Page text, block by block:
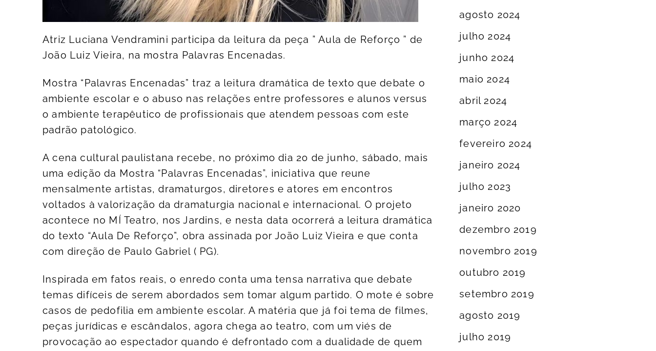
Atriz Luciana Vendramini participa da leitura da peça ” Aula de Reforço ” de
João Luiz Vieira, na mostra Palavras Encenadas.
Mostra “Palavras Encenadas” traz a leitura dramática de texto que debate o
ambiente escolar e o abuso nas relações entre professores e alunos versus
o ambiente terapêutico de profissionais que atendem pessoas com este
padrão patológico.
A cena cultural paulistana recebe, no próximo dia 20 de junho, sábado, mais
uma edição da Mostra “Palavras Encenadas”, iniciativa que reune
mensalmente artistas, dramaturgos, di retores e atores em encontros
voltados à valorização da dramaturgia nacional e internacional. O projeto
acontece no MÍ Teatro, nos Jardins, e nesta data ocorrerá a leitura dramática
do texto “Aula De Reforço”, obra assinada por João Luiz Vieira e que conta
com direção de Paulo Gabriel ( PG).
Inspirada em fatos reais, o enredo conta uma tensa narrativa que debate
temas difíceis de serem abordados sem tomar algum partido. O mote é sobre
casos de pedofilia em ambiente escolar. A matéria que já foi tema de filmes,
peças jurídicas e escândalos, agora chega ao teatro, com um viés de
provocação ao espectador quando é defrontado com a dualidade de quem
agosto 2024
julho 2024
junho 2024
maio 2024
abril 2024
março 2024
fevereiro 2024
janeiro 2024
julho 2023
janeiro 2020
dezembro 2019
novembro 2019
outubro 2019
setembro 2019
agosto 2019
julho 2019